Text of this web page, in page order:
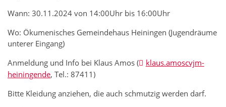
Wann: 30.11.2024 von 14:00Uhr bis 16:00Uhr
Wo: Ökumenisches Gemeindehaus Heiningen (Jugendräume
unterer Eingang)
Anmeldung und Info bei Klaus Amos (
klaus.amoscvjm-
heiningende, Tel.: 87411)
Bitte Kleidung anziehen, die auch schmutzig werden darf.